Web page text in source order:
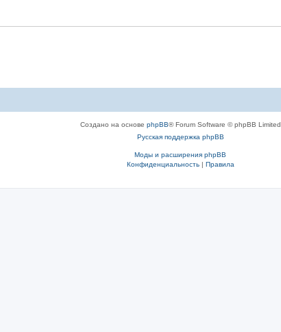
Создано на основе phpBB® Forum Software © phpBB Limited
Русская поддержка phpBB
Моды и расширения phpBB
Конфиденциальность| Правила